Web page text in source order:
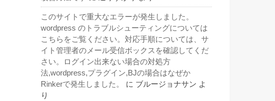
このサイトで重大なエラーが発生しました。
wordpress のトラブルシューティングについては
こちらをご覧ください。対応手順については、サ
イト管理者のメール受信ボックスを確認してくだ
さい。ログイン出来ない場合の対処方
法,wordpress,プラグイン,BJの場合はなぜか
Rinkerで発生しました。
に ブルージョナサン よ
り